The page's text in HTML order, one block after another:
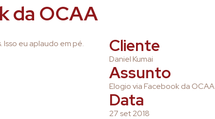
da OCAA
eu aplaudo em pé. Cliente
Daniel Kumai
Assunto
Elogio via Facebook da OCAA
Data
27 set 2018